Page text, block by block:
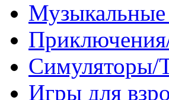
Симуляторы/
Игры для